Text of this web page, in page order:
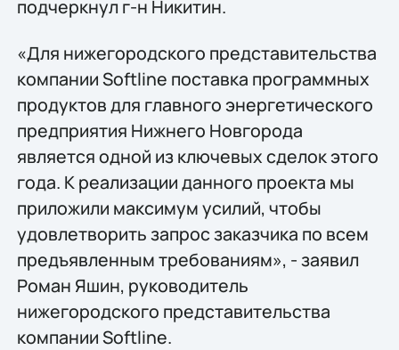
подчеркнул г-н Никитин.
«Для нижегородского представительства
компании Softline поставка программных
продуктов для главного энергетического
предприятия Нижнего Новгорода
является одной из ключевых сделок этого
года. К реализации данного проекта мы
приложили максимум усилий, чтобы
удовлетворить запрос заказчика по всем
предъявленным требованиям», - заявил
Роман Яшин, руководитель
нижегородского представительства
компании Softline.